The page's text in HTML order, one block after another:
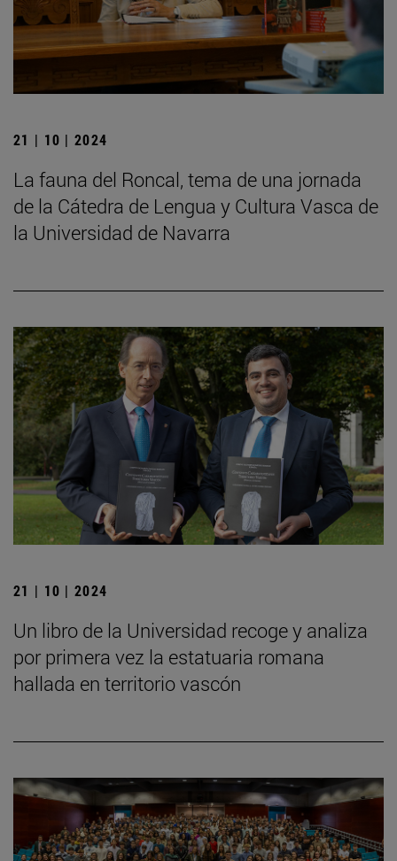
21 | 10 | 2024
La fauna del Roncal, tema de una jornada
de la Cátedra de Lengua y Cultura Vasca de
la Universidad de Navarra
21 | 10 | 2024
Un libro de la Universidad recoge y analiza
por primera vez la estatuaria romana
hallada en territorio vascón